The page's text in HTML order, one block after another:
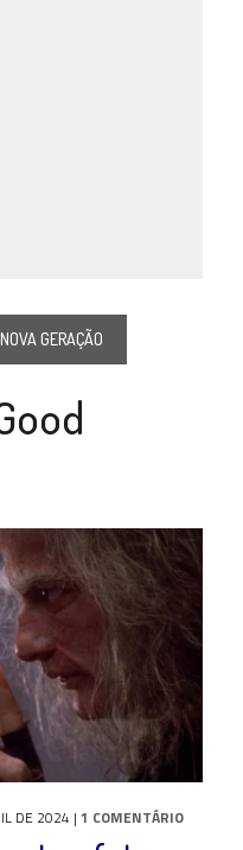
GERAÇÃO
DE 2024 | 1 COMENTÁRIO